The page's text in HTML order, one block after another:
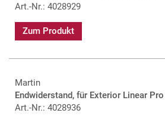
Art.-Nr.: 4028929
Zum Produkt
Martin
Endwiderstand, für Exterior Linear Pro
Art.-Nr.: 4028936